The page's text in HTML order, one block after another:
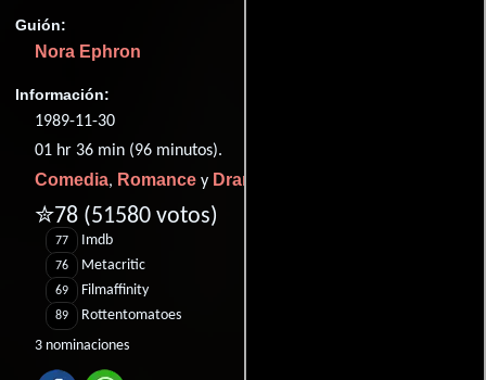
Guión:
Nora Ephron
Información:
1989-11-30
01 hr 36 min (96 minutos).
Comedia, Romance y Drama
✮78 (51580 votos)
77 Imdb
76 Metacritic
69 Filmaffinity
89
Rottentomatoes
3 nominaciones